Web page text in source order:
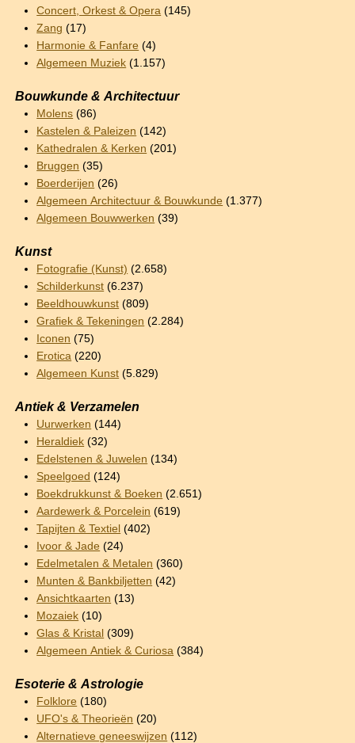
Concert, Orkest & Opera (145)
Zang (17)
Harmonie & Fanfare (4)
Algemeen Muziek (1.157)
Bouwkunde & Architectuur
Molens (86)
Kastelen & Paleizen (142)
Kathedralen & Kerken (201)
Bruggen (35)
Boerderijen (26)
Algemeen Architectuur & Bouwkunde (1.377)
Algemeen Bouwwerken (39)
Kunst
Fotografie (Kunst) (2.658)
Schilderkunst (6.237)
Beeldhouwkunst (809)
Grafiek & Tekeningen (2.284)
Iconen (75)
Erotica (220)
Algemeen Kunst (5.829)
Antiek & Verzamelen
Uurwerken (144)
Heraldiek (32)
Edelstenen & Juwelen (134)
Speelgoed (124)
Boekdrukkunst & Boeken (2.651)
Aardewerk & Porcelein (619)
Tapijten & Textiel (402)
Ivoor & Jade (24)
Edelmetalen & Metalen (360)
Munten & Bankbiljetten (42)
Ansichtkaarten (13)
Mozaiek (10)
Glas & Kristal (309)
Algemeen Antiek & Curiosa (384)
Esoterie & Astrologie
Folklore (180)
UFO's & Theorieën (20)
Alternatieve geneeswijzen (112)